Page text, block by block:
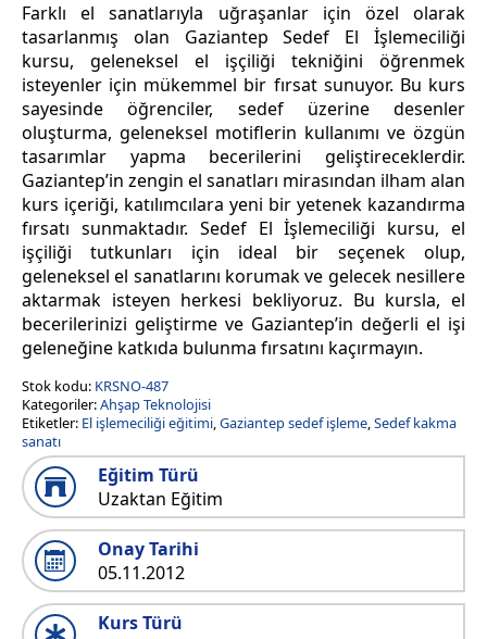
Farklı el sanatlarıyla uğraşanlar için özel olarak
tasarlanmış olan Gaziantep Sedef El İşlemeciliği
kursu, geleneksel el işçiliği tekniğini öğrenmek
isteyenler için mükemmel bir fırsat sunuyor. Bu kurs
sayesinde öğrenciler, sedef üzerine desenler
oluşturma, geleneksel motiflerin kullanımı ve özgün
tasarımlar yapma becerilerini geliştireceklerdir.
Gaziantep’in zengin el sanatları mirasından ilham alan
kurs içeriği, katılımcılara yeni bir yetenek kazandırma
fırsatı sunmaktadır. Sedef El İşlemeciliği kursu, el
işçiliği tutkunları için ideal bir seçenek olup,
geleneksel el sanatlarını korumak ve gelecek nesillere
aktarmak isteyen herkesi bekliyoruz. Bu kursla, el
becerilerinizi geliştirme ve Gaziantep’in değerli el işi
geleneğine katkıda bulunma fırsatını kaçırmayın.
Stok kodu: KRSNO-487
Kategoriler:Ahşap Teknolojisi
Etiketler: El işlemeciliği eğitimi,Gaziantep sedef işleme,Sedef kakma
sanatı
Eğitim Türü
Uzaktan Eğitim
Onay Tarihi
05.11.2012
Kurs Türü